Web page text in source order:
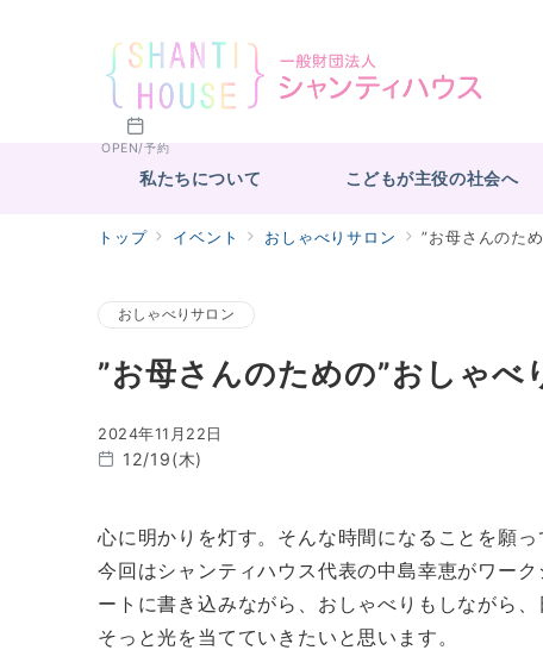
OPEN/予約
私たちについて こどもが主役の社会へ
トップ イベント おしゃべりサロン ”お母さんのた
おしゃべりサロン
”お母さんのための”おしゃべ
2024年11月22日
12/19(木)
心に明かりを灯す。そんな時間になることを願
今回はシャンティハウス代表の中島幸恵がワー
ートに書き込みながら、おしゃべりもしながら
そっと光を当てていきたいと思います。